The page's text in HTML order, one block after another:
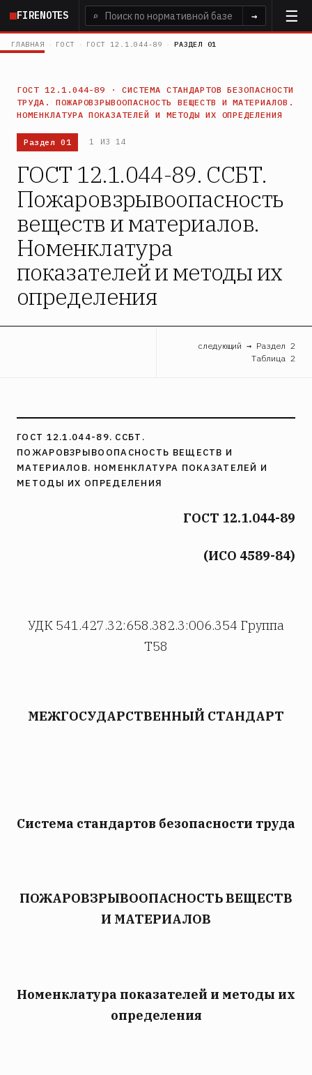
Перейти
основному
FIRENOTES ⌕ →
ГЛАВНАЯ › ГОСТ › ГОСТ 12.1.044-89 › РАЗДЕЛ 01
ГОСТ 12.1.044-89 · СИСТЕМА СТАНДАРТОВ БЕЗОПАСНОСТИ
ТРУДА. ПОЖАРОВЗРЫВООПАСНОСТЬ ВЕЩЕСТВ И МАТЕРИАЛОВ.
НОМЕНКЛАТУРА ПОКАЗАТЕЛЕЙ И МЕТОДЫ ИХ ОПРЕДЕЛЕНИЯ
Раздел 01 1 ИЗ 14
ГОСТ 12.1.044-89. ССБТ.
Пожаровзрывоопасность
веществ и материалов.
Номенклатура
показателей и методы их
определения
следующий → Раздел 2
Таблица 2
ГОСТ 12.1.044-89. ССБТ.
ПОЖАРОВЗРЫВООПАСНОСТЬ ВЕЩЕСТВ И
МАТЕРИАЛОВ. НОМЕНКЛАТУРА ПОКАЗАТЕЛЕЙ И
МЕТОДЫ ИХ ОПРЕДЕЛЕНИЯ
ГОСТ 12.1.044-89
(ИСО 4589-84)
УДК 541.427.32:658.382.3:006.354 Группа
Т58
МЕЖГОСУДАРСТВЕННЫЙ СТАНДАРТ
Система стандартов безопасности труда
ПОЖАРОВЗРЫВООПАСНОСТЬ ВЕЩЕСТВ
И МАТЕРИАЛОВ
Номенклатура показателей и методы их
определения